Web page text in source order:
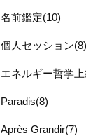
名前鑑定(10)
個人セッション(8)
エネルギー哲学
Paradis(8)
Après Grandir(7)